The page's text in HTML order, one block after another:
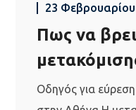
23
Πως να
Οδηγός για